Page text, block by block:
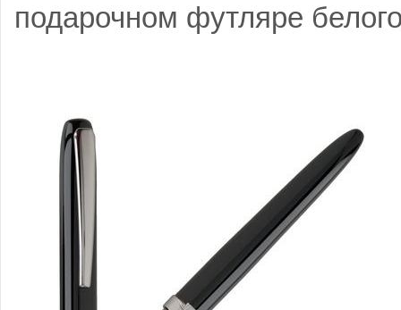
подарочном футляре